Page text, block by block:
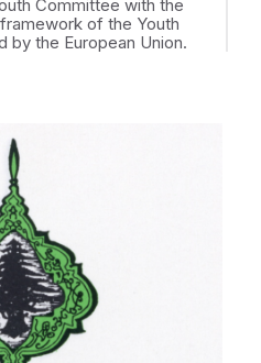
Committee with the
of the Youth
by the European Union.